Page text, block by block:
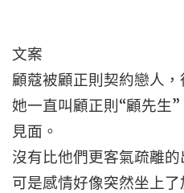
文案
顧蔻被顧正則契約戀人，
她一直叫顧正則“顧先生
見面。
沒有比他們更客氣疏離的
可是感情好像突然坐上